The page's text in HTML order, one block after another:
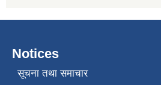
Notices
सूचना तथा समाचार